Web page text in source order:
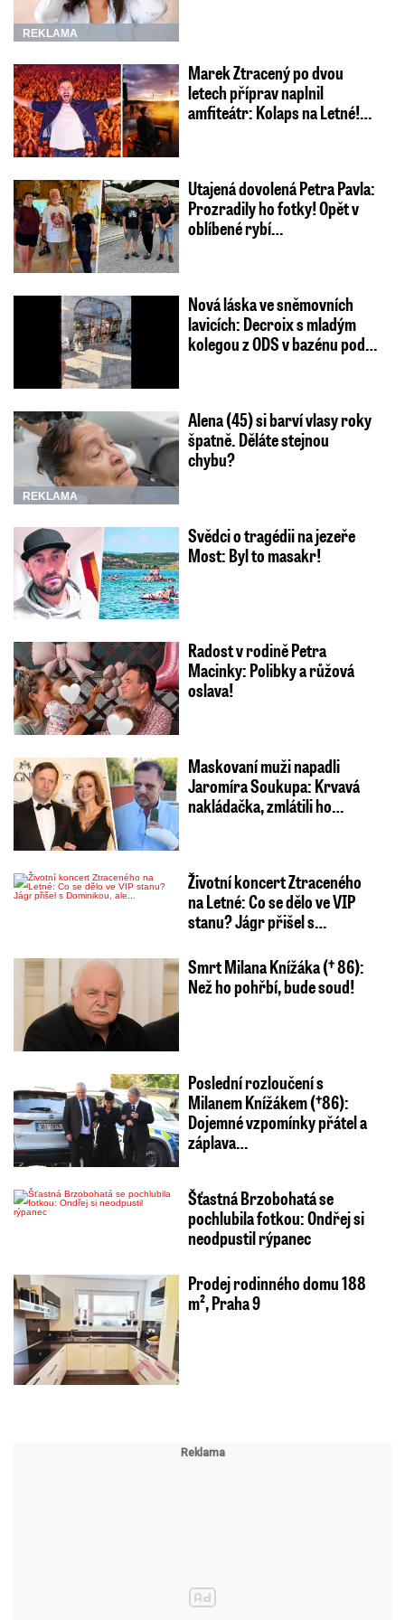
REKLAMA
Marek Ztracený po dvou
letech příprav naplnil
amfiteátr: Kolaps na Letné!…
Utajená dovolená Petra Pavla:
Prozradily ho fotky! Opět v
oblíbené rybí…
Nová láska ve sněmovních
lavicích: Decroix s mladým
kolegou z ODS v bazénu pod…
REKLAMA
Alena (45) si barví vlasy roky
špatně. Děláte stejnou
chybu?
Svědci o tragédii na jezeře
Most: Byl to masakr!
Radost v rodině Petra
Macinky: Polibky a růžová
oslava!
Maskovaní muži napadli
Jaromíra Soukupa: Krvavá
nakládačka, zmlátili ho…
Životní koncert Ztraceného
na Letné: Co se dělo ve VIP
stanu? Jágr přišel s…
Smrt Milana Knížáka († 86):
Než ho pohřbí, bude soud!
Poslední rozloučení s
Milanem Knížákem (†86):
Dojemné vzpomínky přátel a
záplava…
Šťastná Brzobohatá se
pochlubila fotkou: Ondřej si
neodpustil rýpanec
Prodej rodinného domu 188
m², Praha 9